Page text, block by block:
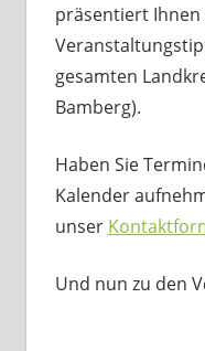
präsentiert Ihnen
gesamten
Bamberg).
Haben Sie
Kalender
unser
Und nun zu den